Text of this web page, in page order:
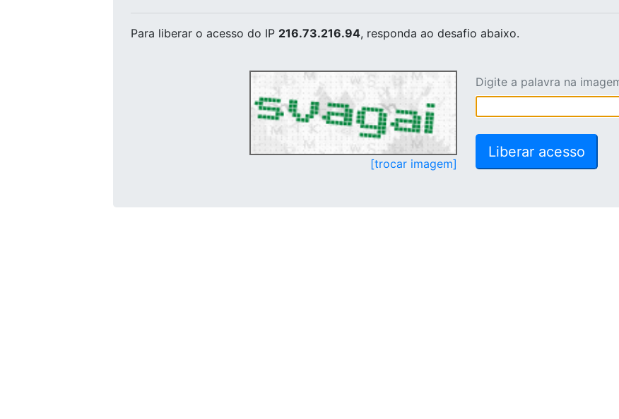
Para liberar o acesso do IP 216.73.216.94, responda ao desafio abaixo.
[trocar imagem]
Digite a palavra na